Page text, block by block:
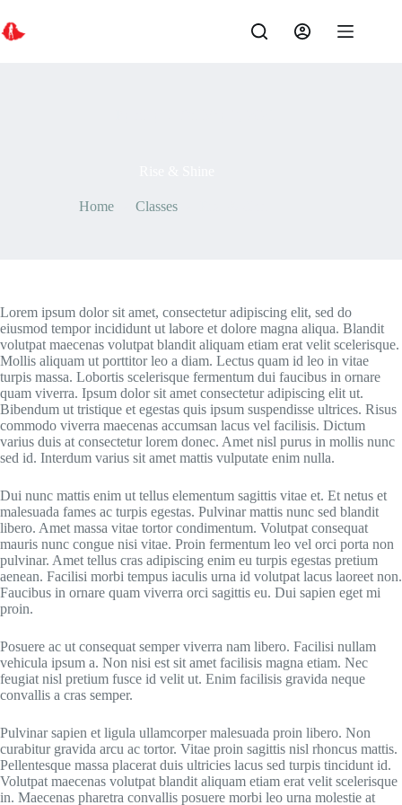
to
content
Home Classes
Lorem ipsum dolor sit amet, consectetur adipiscing elit, sed do
eiusmod tempor incididunt ut labore et dolore magna aliqua. Blandit
volutpat maecenas volutpat blandit aliquam etiam erat velit scelerisque.
Mollis aliquam ut porttitor leo a diam. Lectus quam id leo in vitae
turpis massa. Lobortis scelerisque fermentum dui faucibus in ornare
quam viverra. Ipsum dolor sit amet consectetur adipiscing elit ut.
Bibendum ut tristique et egestas quis ipsum suspendisse ultrices. Risus
commodo viverra maecenas accumsan lacus vel facilisis. Dictum
varius duis at consectetur lorem donec. Amet nisl purus in mollis nunc
sed id. Interdum varius sit amet mattis vulputate enim nulla.
Dui nunc mattis enim ut tellus elementum sagittis vitae et. Et netus et
malesuada fames ac turpis egestas. Pulvinar mattis nunc sed blandit
libero. Amet massa vitae tortor condimentum. Volutpat consequat
mauris nunc congue nisi vitae. Proin fermentum leo vel orci porta non
pulvinar. Amet tellus cras adipiscing enim eu turpis egestas pretium
aenean. Facilisi morbi tempus iaculis urna id volutpat lacus laoreet non.
Faucibus in ornare quam viverra orci sagittis eu. Dui sapien eget mi
proin.
Posuere ac ut consequat semper viverra nam libero. Facilisi nullam
vehicula ipsum a. Non nisi est sit amet facilisis magna etiam. Nec
feugiat nisl pretium fusce id velit ut. Enim facilisis gravida neque
convallis a cras semper.
Pulvinar sapien et ligula ullamcorper malesuada proin libero. Non
curabitur gravida arcu ac tortor. Vitae proin sagittis nisl rhoncus mattis.
Pellentesque massa placerat duis ultricies lacus sed turpis tincidunt id.
Volutpat maecenas volutpat blandit aliquam etiam erat velit scelerisque
in. Maecenas pharetra convallis posuere morbi leo urna molestie at